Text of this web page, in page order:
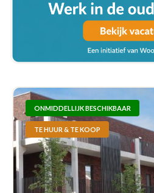
ONMIDDELLIJK BESCHIKBAAR
TE HUUR & TE KOOP